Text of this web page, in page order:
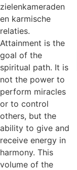
zielenkameraden
en karmische
relaties.
Attainment is the
goal of the
spiritual path. It is
not the power to
perform miracles
or to control
others, but the
ability to give and
receive energy in
harmony. This
volume of the